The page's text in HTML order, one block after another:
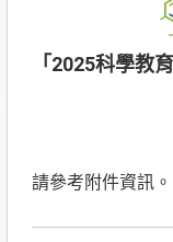
「2025科學教
請參考附件資訊。